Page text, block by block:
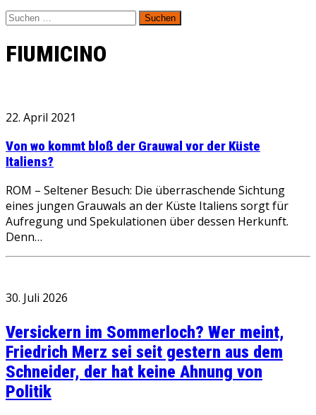
Suchen
nach:
FIUMICINO
22. April 2021
Von wo kommt bloß der Grauwal vor der Küste
Italiens?
ROM – Seltener Besuch: Die überraschende Sichtung
eines jungen Grauwals an der Küste Italiens sorgt für
Aufregung und Spekulationen über dessen Herkunft.
Denn…
30. Juli 2026
Versickern im Sommerloch? Wer meint,
Friedrich Merz sei seit gestern aus dem
Schneider, der hat keine Ahnung von
Politik